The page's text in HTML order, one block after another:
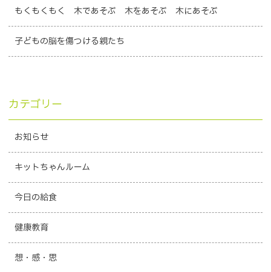
もくもくもく 木であそぶ 木をあそぶ 木にあそぶ
子どもの脳を傷つける親たち
カテゴリー
お知らせ
キットちゃんルーム
今日の給食
健康教育
想・感・思